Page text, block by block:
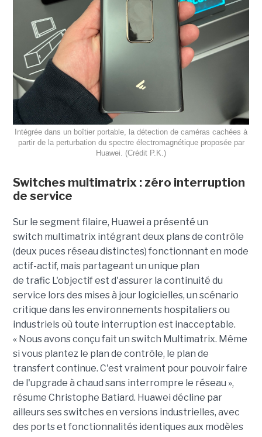
Intégrée dans un boîtier portable, la détection de caméras cachées à
partir de la perturbation du spectre électromagnétique proposée par
Huawei. (Crédit P.K.)
Switches multimatrix: zéro interruption
de service
Sur le segment filaire, Huawei a présenté un
switch multimatrix intégrant deux plans de contrôle
(deux puces réseau distinctes) fonctionnant en mode
actif-actif, mais partageant un unique plan
de trafic L'objectif est d'assurer la continuité du
service lors des mises à jour logicielles, un scénario
critique dans les environnements hospitaliers ou
industriels où toute interruption est inacceptable.
« Nous avons conçu fait un switch Multimatrix. Même
si vous plantez le plan de contrôle, le plan de
transfert continue. C'est vraiment pour pouvoir faire
de l'upgrade à chaud sans interrompre le réseau »,
résume Christophe Batiard. Huawei décline par
ailleurs ses switches en versions industrielles, avec
des ports et fonctionnalités identiques aux modèles